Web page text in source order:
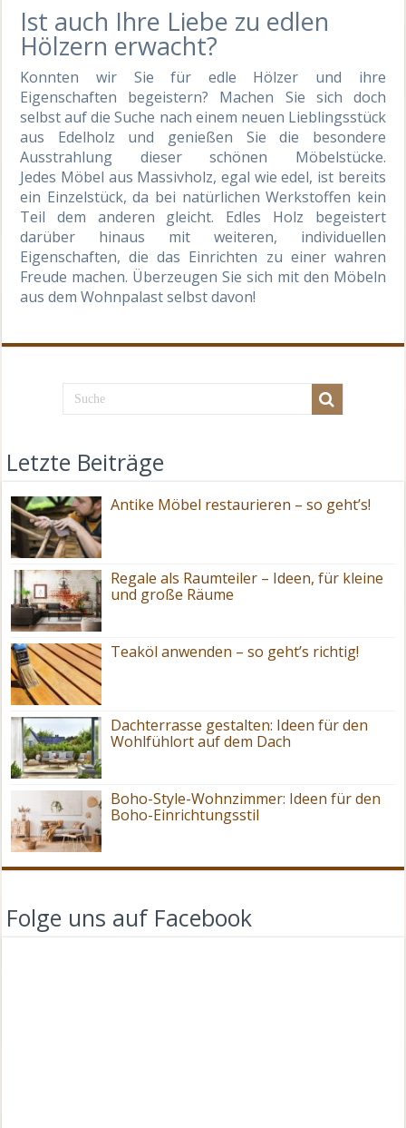
Ist auch Ihre Liebe zu edlen
Hölzern erwacht?
Konnten wir Sie für edle Hölzer und ihre
Eigenschaften begeistern? Machen Sie sich doch
selbst auf die Suche nach einem neuen Lieblingsstück
aus Edelholz und genießen Sie die besondere
Ausstrahlung dieser schönen Möbelstücke.
Jedes Möbel aus Massivholz, egal wie edel, ist bereits
ein Einzelstück, da bei natürlichen Werkstoffen kein
Teil dem anderen gleicht. Edles Holz begeistert
darüber hinaus mit weiteren, individuellen
Eigenschaften, die das Einrichten zu einer wahren
Freude machen. Überzeugen Sie sich mit den Möbeln
aus dem Wohnpalast selbst davon!
Letzte Beiträge
Antike Möbel restaurieren – so geht’s!
Regale als Raumteiler – Ideen, für kleine
und große Räume
Teaköl anwenden – so geht’s richtig!
Dachterrasse gestalten: Ideen für den
Wohlfühlort auf dem Dach
Boho-Style-Wohnzimmer: Ideen für den
Boho-Einrichtungsstil
Folge uns auf Facebook